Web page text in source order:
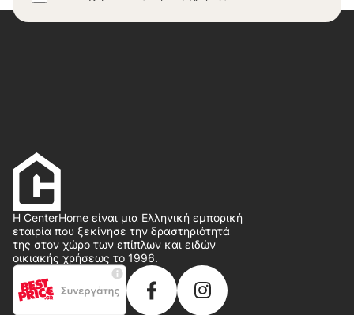
Η CenterHome είναι μια Ελληνική εμπορική
εταιρία που ξεκίνησε την δραστηριότητά
της στον χώρο των επίπλων και ειδών
οικιακής χρήσεως το 1996.